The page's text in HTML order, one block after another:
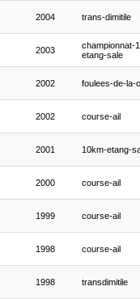
2004 trans-dimitile
2003
championnat-
etang-sale
2002 foulees-de-la-
2002 course-ail
2001 10km-etang-
2000 course-ail
1999 course-ail
1998 course-ail
1998 transdimitile